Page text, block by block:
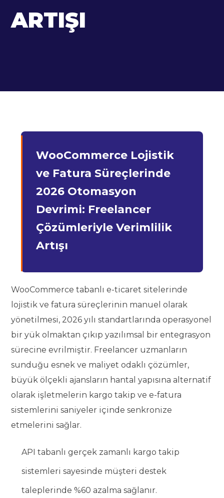
ARTIŞI
WooCommerce Lojistik
ve Fatura Süreçlerinde
2026 Otomasyon
Devrimi: Freelancer
Çözümleriyle Verimlilik
Artışı
WooCommerce tabanlı e-ticaret sitelerinde
lojistik ve fatura süreçlerinin manuel olarak
yönetilmesi, 2026 yılı standartlarında operasyonel
bir yük olmaktan çıkıp yazılımsal bir entegrasyon
sürecine evrilmiştir. Freelancer uzmanların
sunduğu esnek ve maliyet odaklı çözümler,
büyük ölçekli ajansların hantal yapısına alternatif
olarak işletmelerin kargo takip ve e-fatura
sistemlerini saniyeler içinde senkronize
etmelerini sağlar.
API tabanlı gerçek zamanlı kargo takip
sistemleri sayesinde müşteri destek
taleplerinde %60 azalma sağlanır.